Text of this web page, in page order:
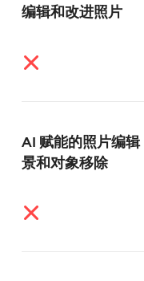
编辑和改进照片
AI 赋能的照片编
景和对象移除